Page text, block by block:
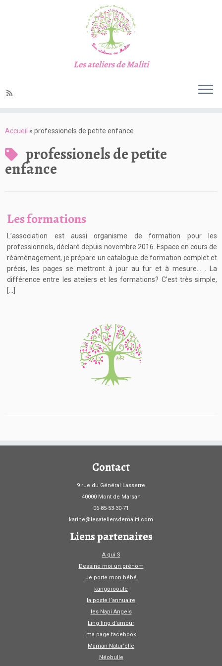
au
Les ateliers de Maliti
Accueil » professionels de petite enfance
professionels de petite
enfance
Les formations
L’association est aussi organisme de formation pour les
professionnels, déclaré depuis novembre 2016. Espace en cours de
réaménagement, je prépare un catalogue de formation complet et
précis, les pages se mettront à jour au fur et à mesure… . La
différence entre les ateliers et les formations? C’est très simple,
Contact
9 rue du Général Lasserre
40000 Mont de Marsan
06-85-53-30-71
karine@lesateliersdemaliti.com
Liens partenaires
A qui S
Dessine moi un prénom
Je porte mon bébé
kangorooule
la poste l’annuaire
les Napi Angels
Ling ling d’amour
ma page facebook
Maman Natur’elle
Néobulle